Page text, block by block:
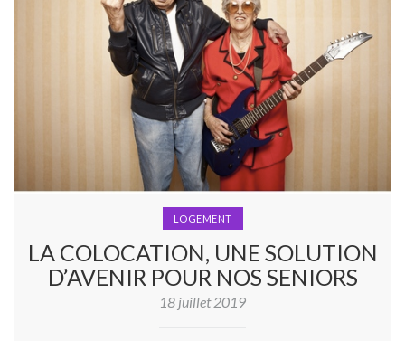
LOGEMENT
LA COLOCATION, UNE SOLUTION
D’AVENIR POUR NOS SENIORS
18 juillet 2019